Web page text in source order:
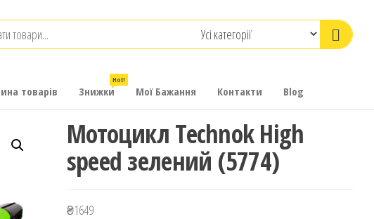
товарів Знижки
Hot!
Мої Бажання Контакти Blog
Мотоцикл Technok High
speed зелений (5774)
₴1649